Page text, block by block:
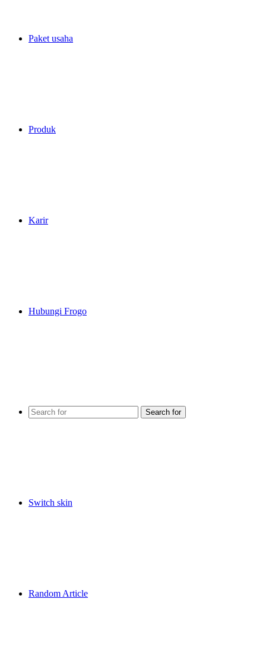
Paket usaha
Produk
Karir
Hubungi Frogo
Search for
Switch skin
Random Article